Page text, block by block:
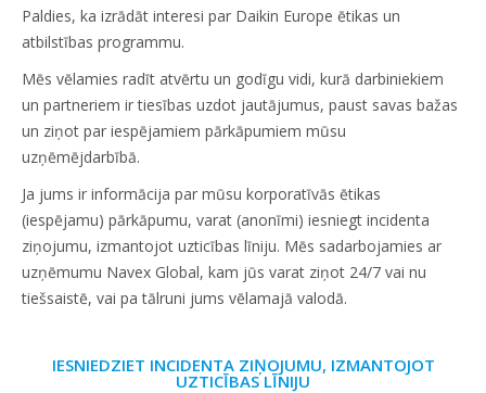
Paldies, ka izrādāt interesi par Daikin Europe ētikas un
atbilstības programmu.
Mēs vēlamies radīt atvērtu un godīgu vidi, kurā darbiniekiem
un partneriem ir tiesības uzdot jautājumus, paust savas bažas
un ziņot par iespējamiem pārkāpumiem mūsu
uzņēmējdarbībā.
Ja jums ir informācija par mūsu korporatīvās ētikas
(iespējamu) pārkāpumu, varat (anonīmi) iesniegt incidenta
ziņojumu, izmantojot uzticības līniju. Mēs sadarbojamies ar
uzņēmumu Navex Global, kam jūs varat ziņot 24/7 vai nu
tiešsaistē, vai pa tālruni jums vēlamajā valodā.
IESNIEDZIET INCIDENTA ZIŅOJUMU, IZMANTOJOT
UZTICĪBAS LĪNIJU